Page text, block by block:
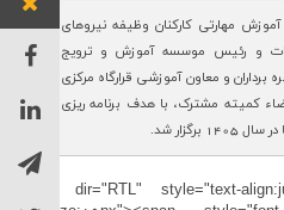
مهارتی کارکنان وظیفه نیروهای
و رئیس موسسه آموزش و ترویج
و معاون آموزشی قرارگاه مرکزی
کمیته مشترک، با هدف برنامه ریزی
شد.
<p dir="RTL" style="text-